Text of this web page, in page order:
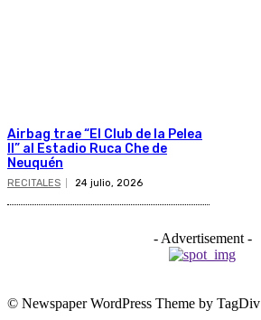
Airbag trae “El Club de la Pelea
II” al Estadio Ruca Che de
Neuquén
RECITALES 24 julio, 2026
- Advertisement -
© Newspaper WordPress Theme by TagDiv